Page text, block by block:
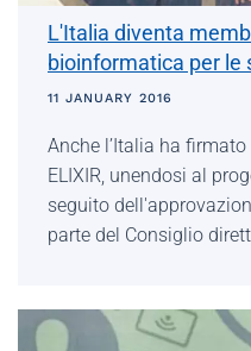
L'Italia diventa
bioinformatica per le
11 JANUARY 2016
Anche l’Italia ha
ELIXIR, unendosi al
seguito
parte del Consiglio